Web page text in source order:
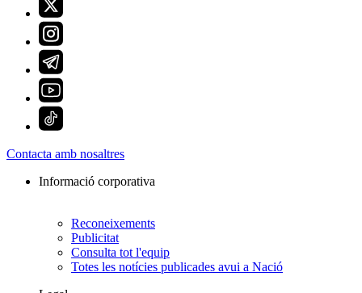
Contacta amb nosaltres
Informació corporativa
Reconeixements
Publicitat
Consulta tot l'equip
Totes les notícies publicades avui a Nació